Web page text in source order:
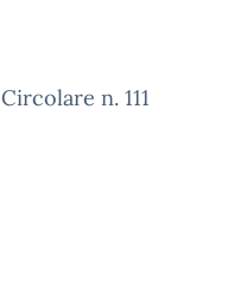
Circolare n. 111